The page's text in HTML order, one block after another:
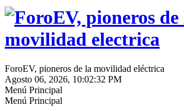
ForoEV, pioneros de la movilidad eléctrica
Agosto 06, 2026, 10:02:32 PM
Menú Principal
Menú Principal